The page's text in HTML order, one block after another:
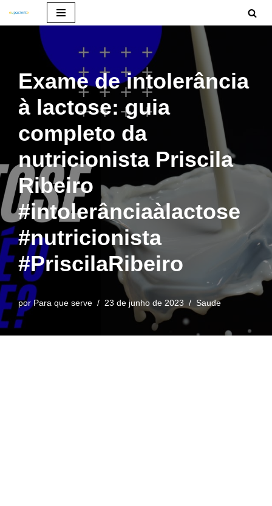
conteúdo
Exame de intolerância
à lactose: guia
completo da
nutricionista Priscila
Ribeiro
#intolerânciaàlactose
#nutricionista
#PriscilaRibeiro
porPara que serve 23 de junho de 2023 Saude